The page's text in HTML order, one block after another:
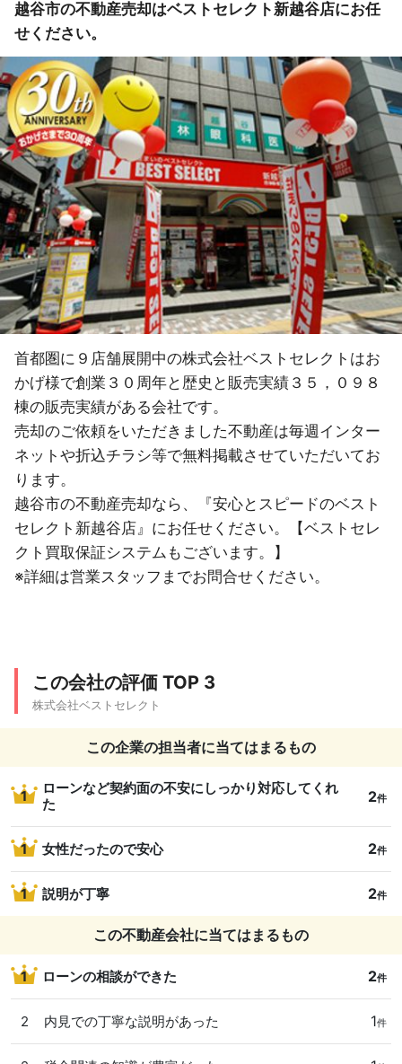
越谷市の不動産売却はベストセレクト新越谷店にお任
せください。
首都圏に９店舗展開中の株式会社ベストセレクトはお
かげ様で創業３０周年と歴史と販売実績３５，０９８
棟の販売実績がある会社です。
売却のご依頼をいただきました不動産は毎週インター
ネットや折込チラシ等で無料掲載させていただいてお
ります。
越谷市の不動産売却なら、『安心とスピードのベスト
セレクト新越谷店』にお任せください。【ベストセレ
クト買取保証システムもございます。】
※詳細は営業スタッフまでお問合せください。
この会社の評価 TOP 3
株式会社ベストセレクト
この企業の担当者に当てはまるもの
1
ローンなど契約面の不安にしっかり対応してくれ
た
2件
1 女性だったので安心 2件
1 説明が丁寧 2件
この不動産会社に当てはまるもの
1 ローンの相談ができた 2件
2 内見での丁寧な説明があった 1件